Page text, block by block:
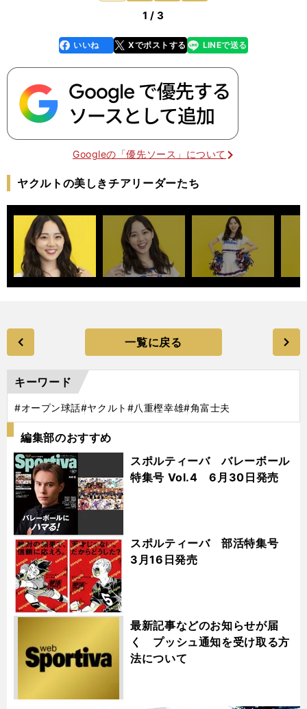
1 / 3
faceboo
k
いいね Xでポストする
line LINEで送る
Googleの「優先ソース」について
ヤクルトの美しきチアリーダーたち
一覧に戻る
キーワード
#オープン球話#ヤクルト #八重樫幸雄#角富士夫
編集部のおすすめ
スポルティーバ バレーボール
特集号 Vol.4 6月30日発売
スポルティーバ 部活特集号
3月16日発売
最新記事などのお知らせが届
く プッシュ通知を受け取る方
法について